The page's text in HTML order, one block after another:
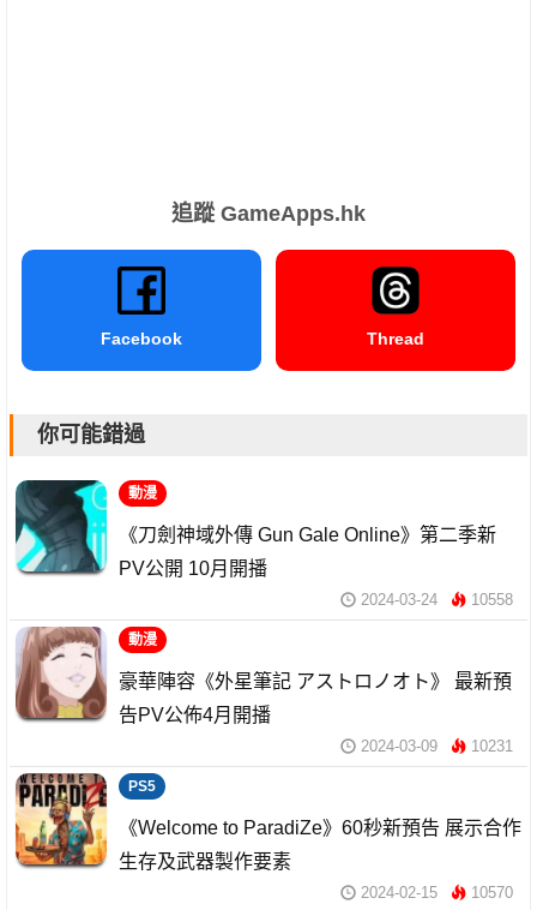
追蹤 GameApps.hk
Facebook Thread
你可能錯過
動漫
《刀劍神域外傳 Gun Gale Online》第二季新
PV公開 10月開播
2024-03-24 10558
動漫
豪華陣容《外星筆記 アストロノオト》 最新預
告PV公佈4月開播
2024-03-09 10231
PS5
《Welcome to ParadiZe》60秒新預告 展示合作
生存及武器製作要素
2024-02-15 10570